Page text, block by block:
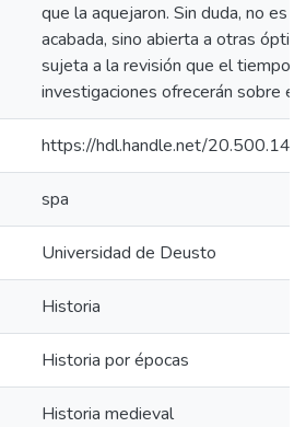
que la aquejaron. Sin duda, no es
acabada, sino abierta a otras
sujeta a la revisión que el tiempo
investigaciones ofrecerán sobre
https://hdl.handle.net/
spa
Universidad de Deusto
Historia
Historia por épocas
Historia medieval